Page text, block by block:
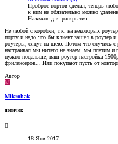
Проброс портов сделал, теперь
к ним не обязательно можно
Нажмите для раскрытия...
Не любой с коробки, т.к. на некоторых
порту и надо что бы клиент зашел в роутер
роутеры, сядут на шею. Потом что случись с
настраивал мы ничего не знаем, мы платим и
нужно подальше, ваш роутер настройка
фрилансеров... Или покупают пусть от
Автор
M
Mikrohak
новичок
18 Янв 2017